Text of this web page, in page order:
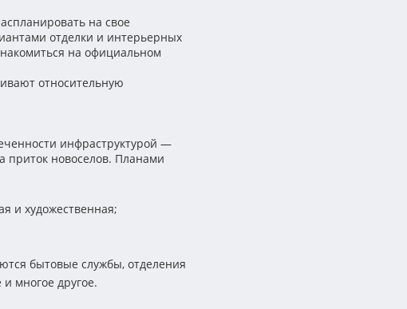
на свое
отделки и интерьерных
на официальном
относительную
инфраструктурой —
приток новоселов. Планами
и художественная;
бытовые службы, отделения
многое другое.